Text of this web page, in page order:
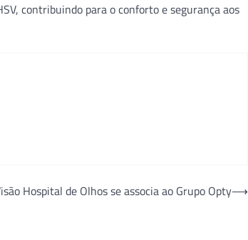
contribuindo para o conforto e segurança aos
Hospital de Olhos se associa ao Grupo Opty⟶